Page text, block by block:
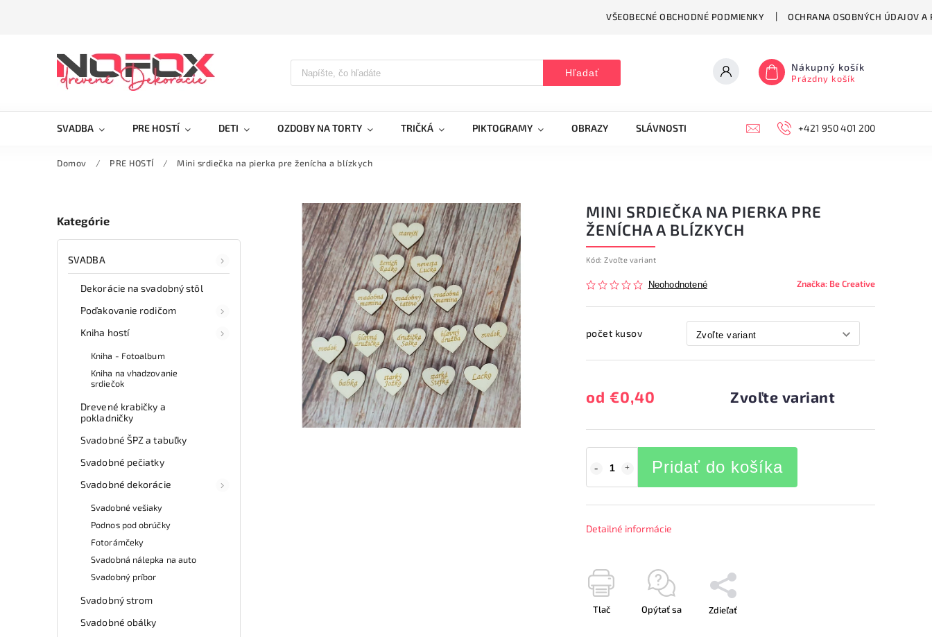
VŠEOBECNÉ OBCHODNÉ PODMIENKY OCHRANA OSOBNÝCH ÚDAJOV A
Hľadať Nákupný košík
Prázdny košík
SVADBA PRE HOSTÍ DETI OZDOBY NA TORTY TRIČKÁ PIKTOGRAMY OBRAZY SLÁVNOSTI HODINY KONTAKT VŠEOBECNÉ
+421 950 401 200
Domov / PRE HOSTÍ / Mini srdiečka na pierka pre ženícha a blízkych
Kategórie
SVADBA
Dekorácie na svadobný stôl
Poďakovanie rodičom
Kniha hostí
Kniha - Fotoalbum
Kniha na vhadzovanie
srdiečok
Drevené krabičky a
pokladničky
Svadobné ŠPZ a tabuľky
Svadobné pečiatky
Svadobné dekorácie
Svadobné vešiaky
Podnos pod obrúčky
Fotorámčeky
Svadobná nálepka na auto
Svadobný príbor
Svadobný strom
Svadobné obálky
MINI SRDIEČKA NA PIERKA PRE
ŽENÍCHA A BLÍZKYCH
Kód: Zvoľte variant
Neohodnotené Značka: Be Creative
počet kusov
od €0,40 Zvoľte variant
Pridať do košíka
Detailné informácie
Tlač Opýtať sa Zdieľať